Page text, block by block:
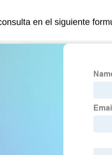
en el siguiente